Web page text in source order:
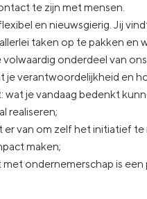
te zijn met mensen.
en nieuwsgierig. Jij
taken op te pakken en
volwaardig onderdeel van
je verantwoordelijkheid en
wat je vandaag bedenkt
realiseren;
er van om zelf het initiatief te
maken;
ondernemerschap is een